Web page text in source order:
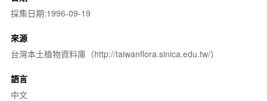
採集日期:1996-09-19
來源
台灣本土植物資料庫（http://taiwanflora.sinica.edu.tw/）
語言
中文